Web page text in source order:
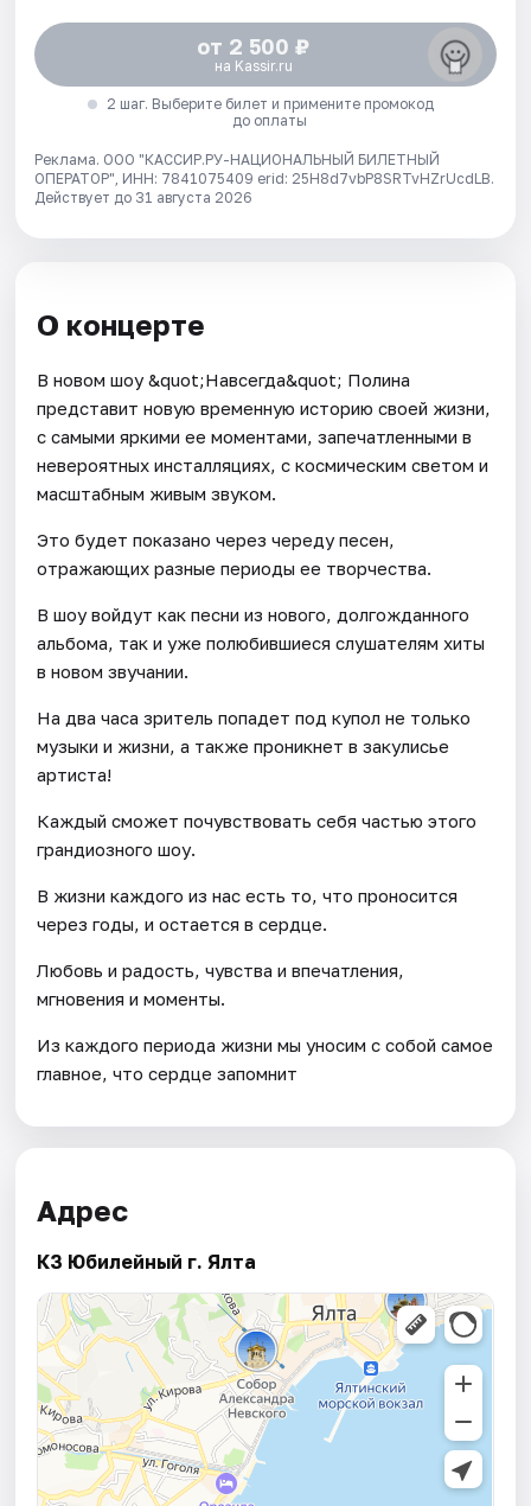
от 2 500 ₽
на Kassir.ru
2 шаг. Выберите билет и примените промокод
до оплаты
Реклама. ООО "КАССИР.РУ-НАЦИОНАЛЬНЫЙ БИЛЕТНЫЙ
ОПЕРАТОР", ИНН: 7841075409 erid: 25H8d7vbP8SRTvHZrUcdLB.
Действует до 31 августа 2026
О концерте
В новом шоу &quot;Навсегда&quot; Полина
представит новую временную историю своей жизни,
с самыми яркими ее моментами, запечатленными в
невероятных инсталляциях, с космическим светом и
масштабным живым звуком.
Это будет показано через череду песен,
отражающих разные периоды ее творчества.
В шоу войдут как песни из нового, долгожданного
альбома, так и уже полюбившиеся слушателям хиты
в новом звучании.
На два часа зритель попадет под купол не только
музыки и жизни, а также проникнет в закулисье
артиста!
Каждый сможет почувствовать себя частью этого
грандиозного шоу.
В жизни каждого из нас есть то, что проносится
через годы, и остается в сердце.
Любовь и радость, чувства и впечатления,
мгновения и моменты.
Из каждого периода жизни мы уносим с собой самое
главное, что сердце запомнит
Адрес
КЗ Юбилейный г. Ялта